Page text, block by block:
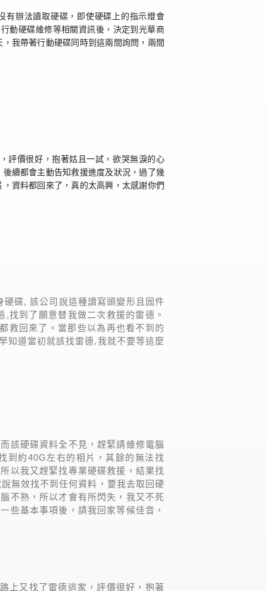
有辦法讀取硬碟，即使硬碟上的指示燈會
動硬碟維修等相關資訊後，決定到光華商
我帶著行動硬碟同時到這兩間詢問，兩間
評價很好，抱著姑且一試，欲哭無淚的心
續都會主動告知救援進度及狀況，過了幾
資料都回來了，真的太高興，太感謝你們
碟, 該公司說這種讀寫頭變形且固件
找到了願意替我做二次救援的雷德。
救回來了。當那些以為再也看不到的
知道當初就該找雷德,我就不要等這麼
該硬碟資料全不見，趕緊請維修電腦
到約40G左右的相片，其餘的無法找
以我又趕緊找專業硬碟救援，結果找
無效找不到任何資料，要我去取回硬
不熟，所以才會有所閃失，我又不死
些基本事項後，請我回家等候佳音，
上又找了雷德這家，評價很好，抱著